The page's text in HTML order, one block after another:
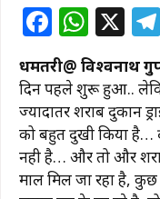
F
a
c
e
b
o
W
h
at
s
A
p
X
धमतरी@ विश्वनाथ
दिन पहले शुरू हुआ..
ज्यादातर शराब दुकान
को बहुत दुखी किया है…
नही है… और तो और
माल मिल जा रहा है, कुछ